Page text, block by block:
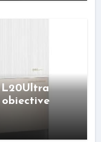
L20Ultra
obiective